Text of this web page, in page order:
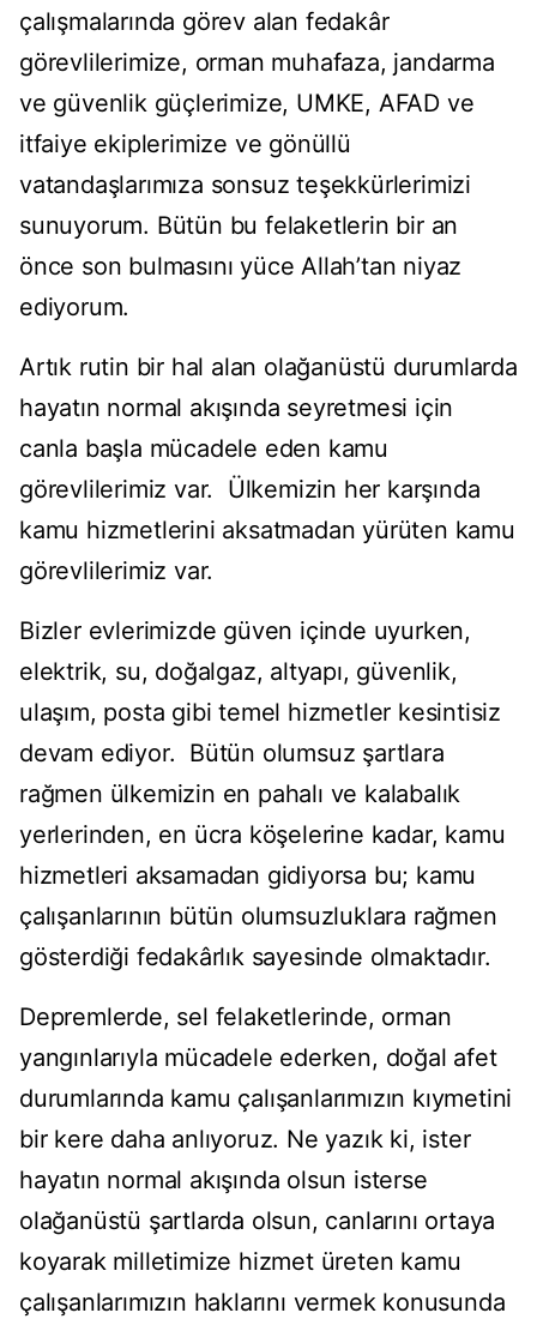
çalışmalarında görev alan fedakâr
görevlilerimize, orman muhafaza, jandarma
ve güvenlik güçlerimize, UMKE, AFAD ve
itfaiye ekiplerimize ve gönüllü
vatandaşlarımıza sonsuz teşekkürlerimizi
sunuyorum. Bütün bu felaketlerin bir an
önce son bulmasını yüce Allah’tan niyaz
ediyorum.
Artık rutin bir hal alan olağanüstü durumlarda
hayatın normal akışında seyretmesi için
canla başla mücadele eden kamu
görevlilerimiz var. Ülkemizin her karşında
kamu hizmetlerini aksatmadan yürüten kamu
görevlilerimiz var.
Bizler evlerimizde güven içinde uyurken,
elektrik, su, doğalgaz, altyapı, güvenlik,
ulaşım, posta gibi temel hizmetler kesintisiz
devam ediyor. Bütün olumsuz şartlara
rağmen ülkemizin en pahalı ve kalabalık
yerlerinden, en ücra köşelerine kadar, kamu
hizmetleri aksamadan gidiyorsa bu; kamu
çalışanlarının bütün olumsuzluklara rağmen
gösterdiği fedakârlık sayesinde olmaktadır.
Depremlerde, sel felaketlerinde, orman
yangınlarıyla mücadele ederken, doğal afet
durumlarında kamu çalışanlarımızın kıymetini
bir kere daha anlıyoruz. Ne yazık ki, ister
hayatın normal akışında olsun isterse
olağanüstü şartlarda olsun, canlarını ortaya
koyarak milletimize hizmet üreten kamu
çalışanlarımızın haklarını vermek konusunda